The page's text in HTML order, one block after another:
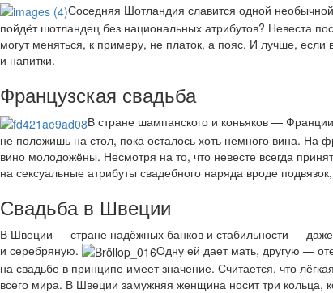
Соседняя Шотландия славится одной
пойдёт шотландец без национальных атрибутов? Невеста
могут меняться, к примеру, не платок, а пояс. И лучше,
и напитки.
Французская свадьба
В стране шампанского и коньяков —
не положишь на стол, пока осталось хоть немного вина. На
вино молодожёны. Несмотря на то, что невесте всегда
на сексуальные атрибуты свадебного наряда вроде
Свадьба в Швеции
В Швеции — стране надёжных банков и стабильности —
и серебряную.
Одну ей дает мать, другую —
на свадьбе в принципе имеет значение. Считается, что
всего мира. В Швеции замужняя женщина носит три кольца,